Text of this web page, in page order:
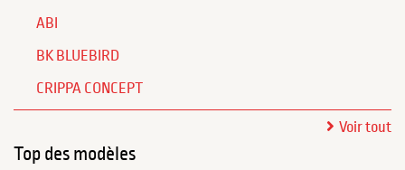
ABI
BK BLUEBIRD
CRIPPA CONCEPT
Voir tout
Top des modèles